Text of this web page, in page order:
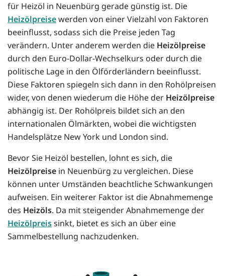
für Heizöl in Neuenbürg gerade günstig ist. Die
Heizölpreisewerden von einer Vielzahl von Faktoren
beeinflusst, sodass sich die Preise jeden Tag
verändern. Unter anderem werden die Heizölpreise
durch den Euro-Dollar-Wechselkurs oder durch die
politische Lage in den Ölförderländern beeinflusst.
Diese Faktoren spiegeln sich dann in den Rohölpreisen
wider, von denen wiederum die Höhe der Heizölpreise
abhängig ist. Der Rohölpreis bildet sich an den
internationalen Ölmärkten, wobei die wichtigsten
Handelsplätze New York und London sind.
Bevor Sie Heizöl bestellen, lohnt es sich, die
Heizölpreise in Neuenbürg zu vergleichen. Diese
können unter Umständen beachtliche Schwankungen
aufweisen. Ein weiterer Faktor ist die Abnahmemenge
des Heizöls. Da mit steigender Abnahmemenge der
Heizölpreissinkt, bietet es sich an über eine
Sammelbestellung nachzudenken.